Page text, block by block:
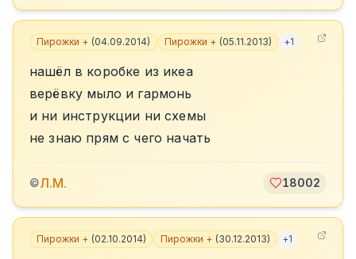
Пирожки + (04.09.2014) Пирожки + (05.11.2013) +1
нашёл в коробке из икеа
верёвку мыло и гармонь
и ни инструкции ни схемы
не знаю прям с чего начать
©Л.М. 18002
Пирожки + (02.10.2014) Пирожки + (30.12.2013) +1